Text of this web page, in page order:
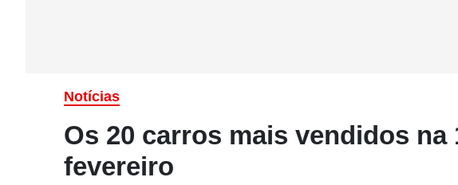
Notícias
Os 20 carros mais vendidos na
fevereiro